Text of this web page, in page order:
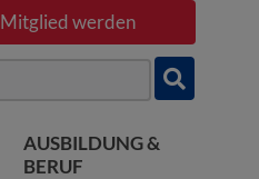
Mitglied werden
AUSBILDUNG &
BERUF